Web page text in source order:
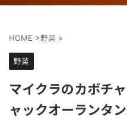
HOME >野菜 >
野菜
マイクラのカボチ
ャックオーランタ